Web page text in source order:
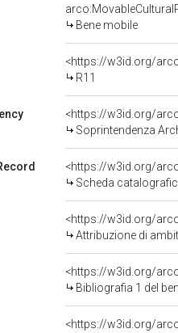
Bene mobile
<https://w3id.org/
R11
<https://w3id.org/
Soprintendenza
<https://w3id.org/
Scheda
<https://w3id.org/
Attribuzione di
<https://w3id.org/
Bibliografia 1 del
<https://w3id.org/